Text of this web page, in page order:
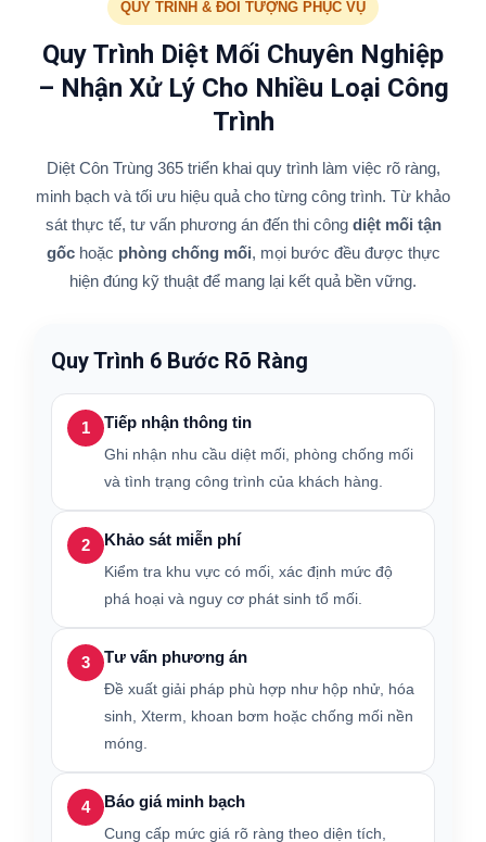
QUY TRÌNH & ĐỐI TƯỢNG PHỤC VỤ
Quy Trình Diệt Mối Chuyên Nghiệp
– Nhận Xử Lý Cho Nhiều Loại Công
Trình
Diệt Côn Trùng 365 triển khai quy trình làm việc rõ ràng,
minh bạch và tối ưu hiệu quả cho từng công trình. Từ khảo
sát thực tế, tư vấn phương án đến thi công diệt mối tận
gốchoặc phòng chống mối, mọi bước đều được thực
hiện đúng kỹ thuật để mang lại kết quả bền vững.
Quy Trình 6 Bước Rõ Ràng
1 Tiếp nhận thông tin
Ghi nhận nhu cầu diệt mối, phòng chống mối
và tình trạng công trình của khách hàng.
2 Khảo sát miễn phí
Kiểm tra khu vực có mối, xác định mức độ
phá hoại và nguy cơ phát sinh tổ mối.
3 Tư vấn phương án
Đề xuất giải pháp phù hợp như hộp nhử, hóa
sinh, Xterm, khoan bơm hoặc chống mối nền
móng.
4 Báo giá minh bạch
Cung cấp mức giá rõ ràng theo diện tích,